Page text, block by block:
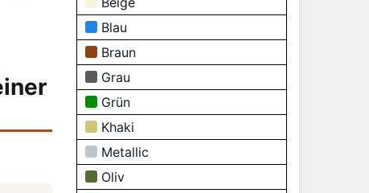
Blau
Braun
Grau
Grün
Khaki
Metallic
Oliv